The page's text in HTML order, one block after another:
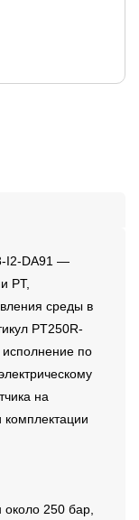
I2-DA91 —
PT,
среды в
PT250R-
по
на
250 бар,